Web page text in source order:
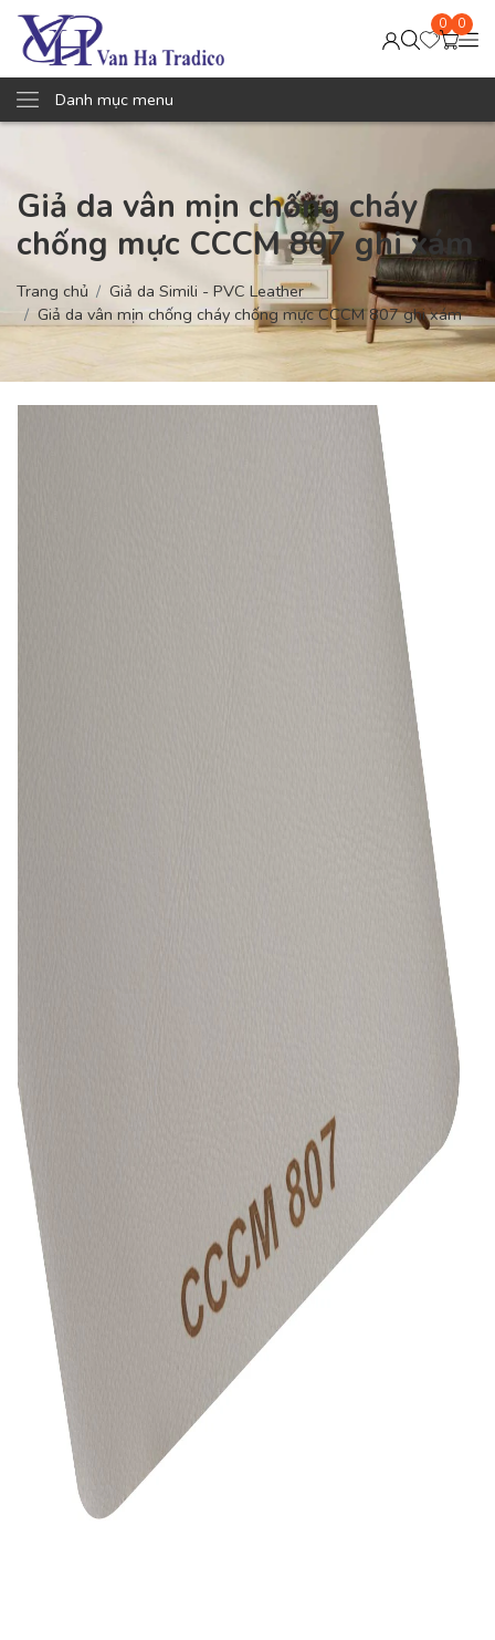
0 0
Danh mục menu
Giả da vân mịn chống cháy
chống mực CCCM 807 ghi xám
Trang chủ
Giả da Simili - PVC Leather
Giả da vân mịn chống cháy chống mực CCCM 807 ghi xám